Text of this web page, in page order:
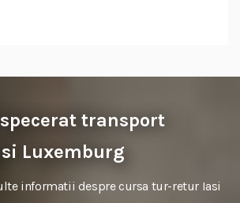
transport
Luxemburg
informatii despre cursa tur-retur Iasi